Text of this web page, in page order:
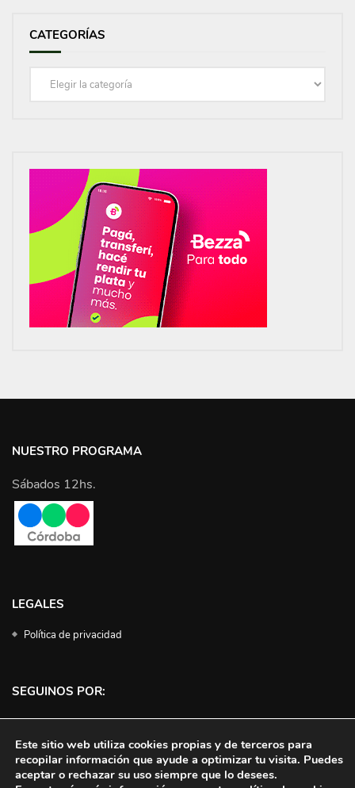
CATEGORÍAS
Categorías
NUESTRO PROGRAMA
Sábados 12hs.
LEGALES
Política de privacidad
SEGUINOS POR:
Este sitio web utiliza cookies propias y de terceros para
recopilar información que ayude a optimizar tu visita. Puedes
aceptar o rechazar su uso siempre que lo desees.